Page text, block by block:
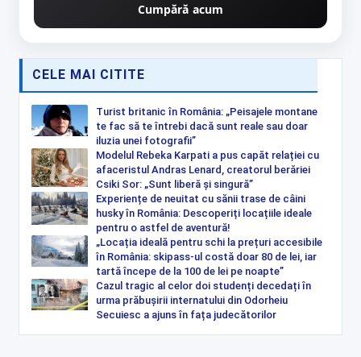
Cumpără acum
CELE MAI CITITE
Turist britanic în România: „Peisajele montane
te fac să te întrebi dacă sunt reale sau doar
iluzia unei fotografii”
Modelul Rebeka Karpati a pus capăt relației cu
afaceristul Andras Lenard, creatorul berăriei
Csiki Sor: „Sunt liberă și singură”
Experiențe de neuitat cu sănii trase de câini
husky în România: Descoperiți locațiile ideale
pentru o astfel de aventură!
„Locația ideală pentru schi la prețuri accesibile
în România: skipass-ul costă doar 80 de lei, iar
tartă începe de la 100 de lei pe noapte”
Cazul tragic al celor doi studenți decedați în
urma prăbușirii internatului din Odorheiu
Secuiesc a ajuns în fața judecătorilor